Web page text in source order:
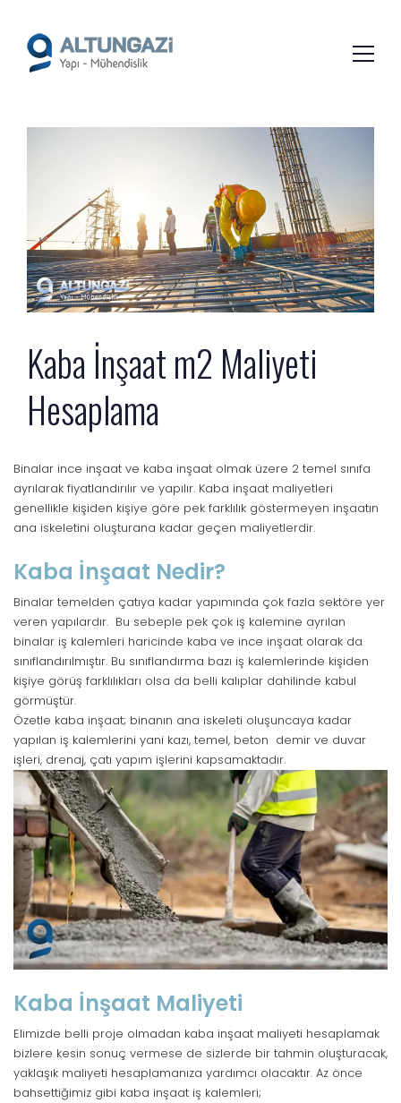
Kaba İnşaat m2 Maliyeti
Hesaplama
Binalar ince inşaat ve kaba inşaat olmak üzere 2 temel sınıfa
ayrılarak fiyatlandırılır ve yapılır. Kaba inşaat maliyetleri
genellikle kişiden kişiye göre pek farklılık göstermeyen inşaatın
ana iskeletini oluşturana kadar geçen maliyetlerdir.
Kaba İnşaat Nedir?
Binalar temelden çatıya kadar yapımında çok fazla sektöre yer
veren yapılardır. Bu sebeple pek çok iş kalemine ayrılan
binalar iş kalemleri haricinde kaba ve ince inşaat olarak da
sınıflandırılmıştır. Bu sınıflandırma bazı iş kalemlerinde kişiden
kişiye görüş farklılıkları olsa da belli kalıplar dahilinde kabul
görmüştür.
Özetle kaba inşaat; binanın ana iskeleti oluşuncaya kadar
yapılan iş kalemlerini yani kazı, temel, beton demir ve duvar
işleri, drenaj, çatı yapım işlerini kapsamaktadır.
Kaba İnşaat Maliyeti
Elimizde belli proje olmadan kaba inşaat maliyeti hesaplamak
bizlere kesin sonuç vermese de sizlerde bir tahmin oluşturacak,
yaklaşık maliyeti hesaplamanıza yardımcı olacaktır. Az önce
bahsettiğimiz gibi kaba inşaat iş kalemleri;